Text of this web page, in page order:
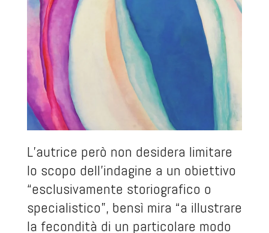
L’autrice però non desidera limitare
lo scopo dell’indagine a un obiettivo
“esclusivamente storiografico o
specialistico”, bensì mira “a illustrare
la fecondità di un particolare modo